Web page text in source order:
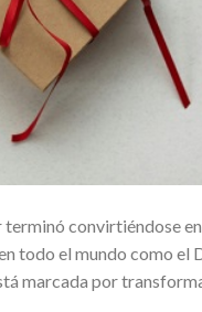
convirtiéndose
todo el mundo como el
marcada por